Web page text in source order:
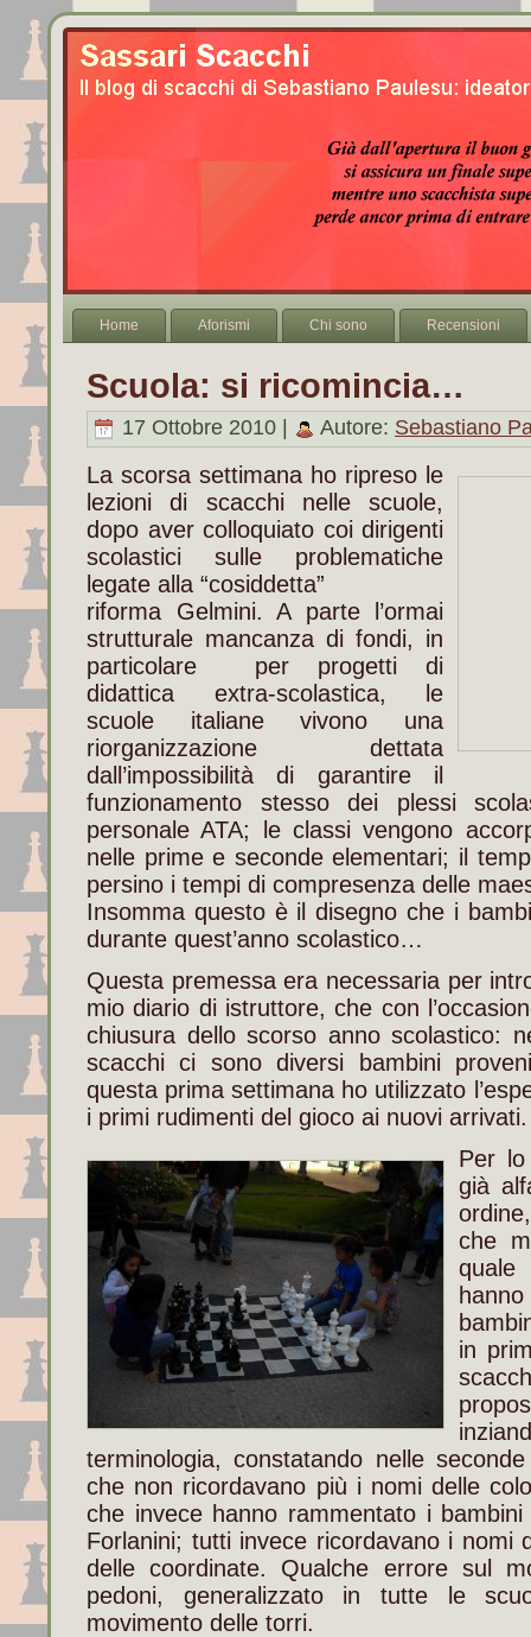
Home Aforismi Chi sono Recensioni
Scuola: si ricomincia…
17 Ottobre 2010 | Autore: Sebastiano
La scorsa settimana ho ripreso le
lezioni di scacchi nelle scuole,
dopo aver colloquiato coi dirigenti
scolastici sulle problematiche
legate alla “cosiddetta”
riforma Gelmini. A parte l’ormai
strutturale mancanza di fondi, in
particolare per progetti di
didattica extra-scolastica, le
scuole italiane vivono una
riorganizzazione dettata
dall’impossibilità di garantire il
funzionamento stesso dei plessi
personale ATA; le classi vengono
nelle prime e seconde elementari; il
persino i tempi di compresenza delle
Insomma questo è il disegno che i
durante quest’anno scolastico…
Questa premessa era necessaria per
mio diario di istruttore, che con
chiusura dello scorso anno scolastico:
scacchi ci sono diversi bambini
questa prima settimana ho utilizzato
i primi rudimenti del gioco ai nuovi arrivati.
Per
già
che
quale
in
terminologia, constatando nelle
che non ricordavano più i nomi delle
che invece hanno rammentato i
Forlanini; tutti invece ricordavano i nomi
delle coordinate. Qualche errore sul
pedoni, generalizzato in tutte le
movimento delle torri.